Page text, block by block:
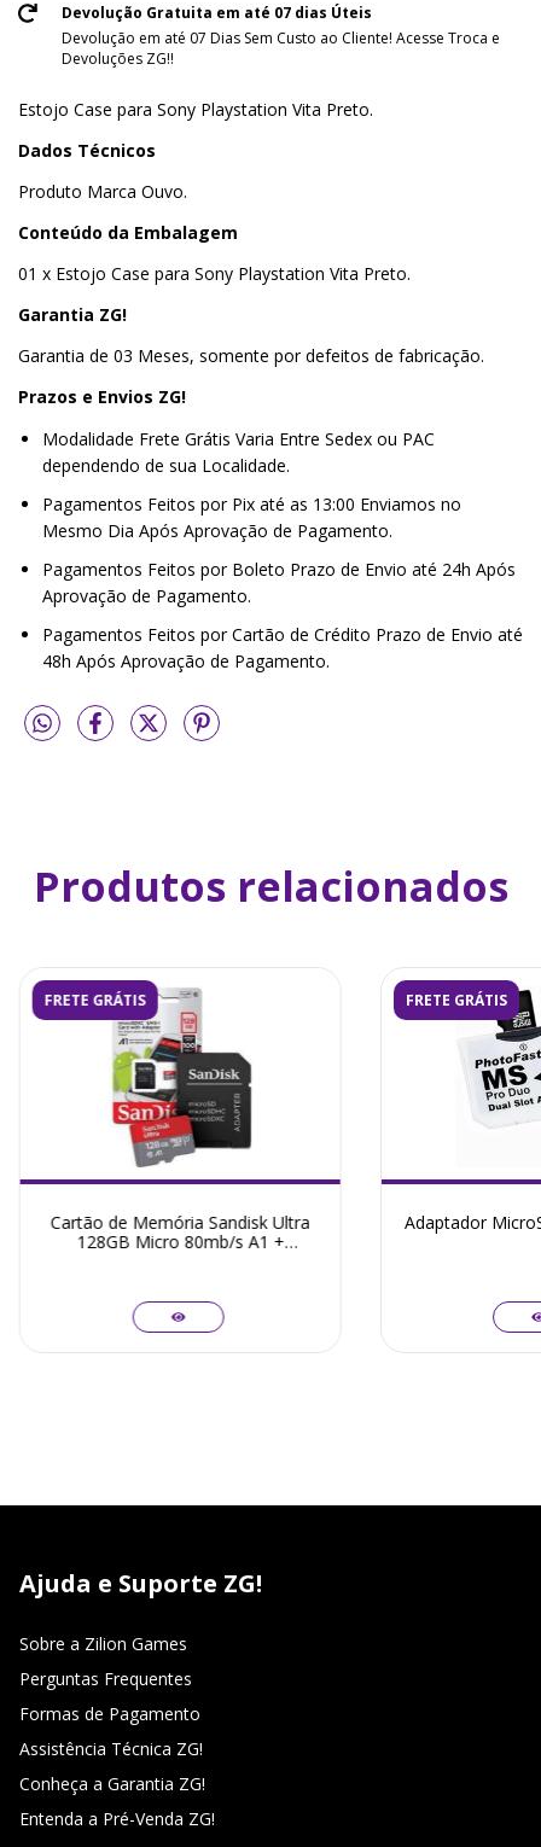
Devolução Gratuita em até 07 dias Úteis
Devolução em até 07 Dias Sem Custo ao Cliente! Acesse Troca e
Devoluções ZG!!
Estojo Case para Sony Playstation Vita Preto.
Dados Técnicos
Produto Marca Ouvo.
Conteúdo da Embalagem
01 x Estojo Case para Sony Playstation Vita Preto.
Garantia ZG!
Garantia de 03 Meses, somente por defeitos de fabricação.
Prazos e Envios ZG!
Modalidade Frete Grátis Varia Entre Sedex ou PAC
dependendo de sua Localidade.
Pagamentos Feitos por Pix até as 13:00 Enviamos no
Mesmo Dia Após Aprovação de Pagamento.
Pagamentos Feitos por Boleto Prazo de Envio até 24h Após
Aprovação de Pagamento.
Pagamentos Feitos por Cartão de Crédito Prazo de Envio até
48h Após Aprovação de Pagamento.
Produtos relacionados
FRETE GRÁTIS
Cartão de Memória Sandisk Ultra
128GB Micro 80mb/s A1 +
FRETE GRÁTIS
Adaptador
Ajuda e Suporte ZG!
Sobre a Zilion Games
Perguntas Frequentes
Formas de Pagamento
Assistência Técnica ZG!
Conheça a Garantia ZG!
Entenda a Pré-Venda ZG!